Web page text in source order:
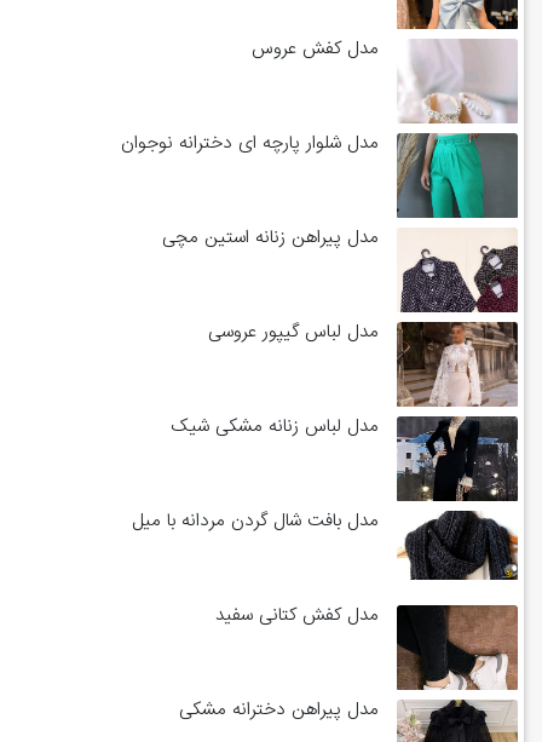
مدل کفش عروس
مدل شلوار پارچه ای دخترانه نوجوان
مدل پیراهن زنانه استین مچی
مدل لباس گیپور عروسی
مدل لباس زنانه مشکی شیک
مدل بافت شال گردن مردانه با میل
مدل کفش کتانی سفید
مدل پیراهن دخترانه مشکی